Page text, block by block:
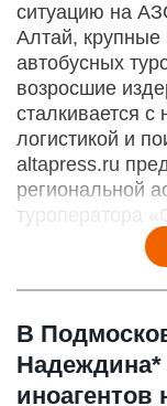
ситуацию на
Алтай, крупные
автобусных
возросшие
сталкивается
логистикой и
altapress.ru
региональной
туроператора
В
Надеждина*
иноагентов